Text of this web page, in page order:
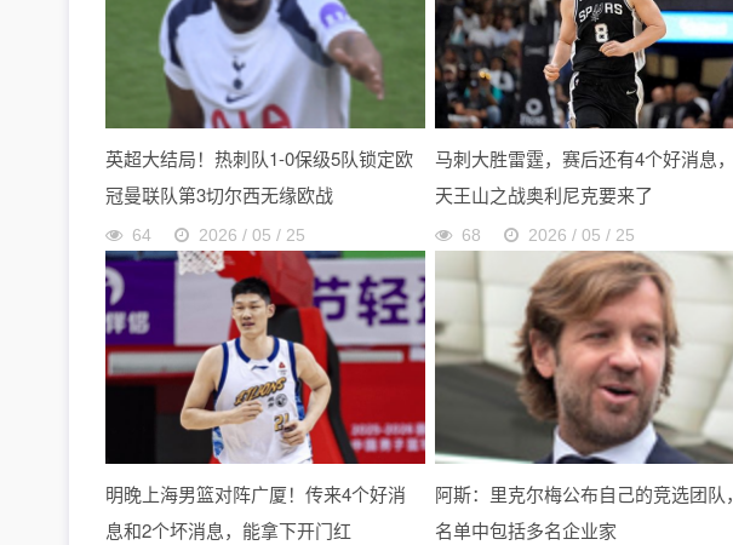
英超大结局！热刺队1-0保级5队锁定欧
冠曼联队第3切尔西无缘欧战
64 2026 / 05 / 25
马刺大胜雷霆，赛后还有4个好消息，
天王山之战奥利尼克要来了
68 2026 / 05 / 25
明晚上海男篮对阵广厦！传来4个好消
息和2个坏消息，能拿下开门红
阿斯：里克尔梅公布自己的竞选团队，
名单中包括多名企业家